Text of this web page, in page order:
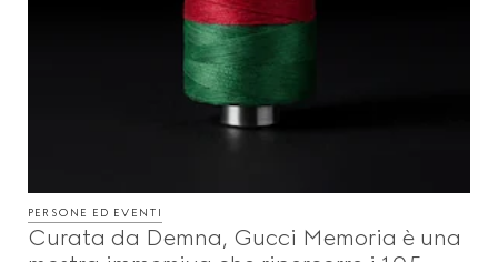
PERSONE ED EVENTI
Curata da Demna, Gucci Memoria è una